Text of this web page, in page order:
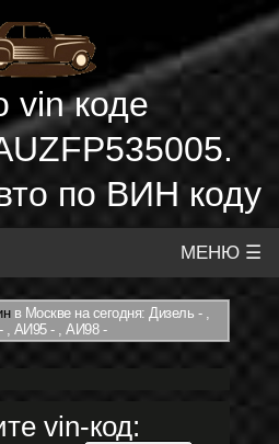
vin коде
по ВИН коду
МЕНЮ ☰
в Москве на сегодня: Дизель - ,
, АИ95 - , АИ98 -
vin-код: